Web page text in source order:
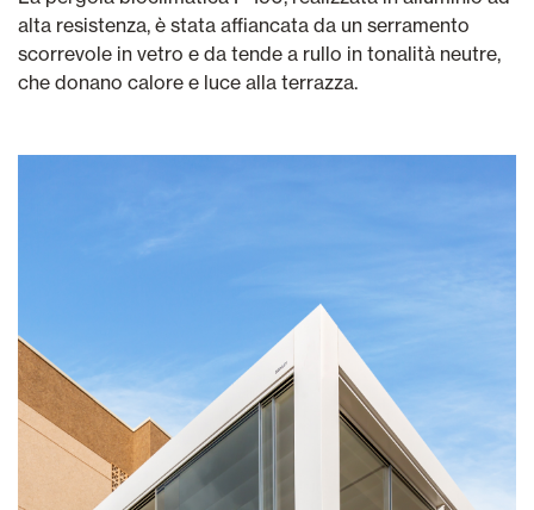
alta resistenza, è stata affiancata da un serramento
scorrevole in vetro e da tende a rullo in tonalità neutre,
che donano calore e luce alla terrazza.